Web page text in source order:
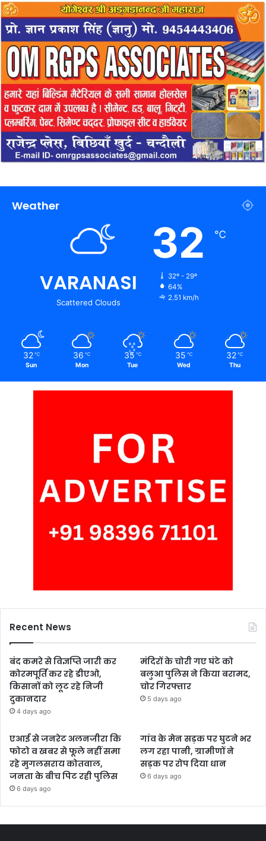
Weather
VARANASI
Scattered Clouds
32 ℃
32º - 29º
64%
2.51 km/h
32 ℃
Sun
36 ℃
Mon
35 ℃
Tue
35 ℃
Wed
32 ℃
Thu
Recent News
बंद कमरे से विज्ञप्ति जारी कर
कोरमपूर्ति कर रहे डीएओ,
किसानों को लूट रहे निजी
दुकानदार
4 days ago
मंदिरों के चोरी गए घंटे को
बलुआ पुलिस ने किया बरामद,
चोर गिरफ्तार
5 days ago
एआई से जनरेट अलनजीरा कि
फोटो व खबर से फूले नहीं समा
रहे मुगलसराय कोतवाल,
जनता के बीच पिट रही पुलिस
6 days ago
गांव के मेन सड़क पर घुटने भर
लग रहा पानी, ग्रामीणों ने
सड़क पर रोप दिया धान
6 days ago